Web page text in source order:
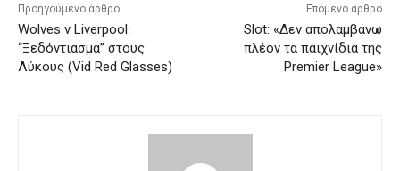
Προηγούμενο άρθρο
Wolves v Liverpool:
“Ξεδόντιασμα” στους
Λύκους (Vid Red Glasses)
Επόμενο άρθρο
Slot: «Δεν απολαμβάνω
πλέον τα παιχνίδια της
Premier League»